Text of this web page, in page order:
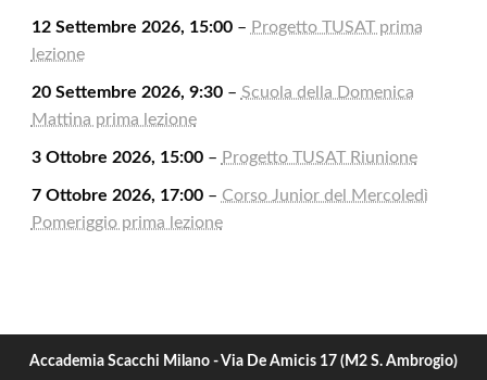
12 Settembre 2026, 15:00– Progetto TUSAT prima
lezione
20 Settembre 2026, 9:30– Scuola della Domenica
Mattina prima lezione
3 Ottobre 2026, 15:00– Progetto TUSAT Riunione
7 Ottobre 2026, 17:00– Corso Junior del Mercoledì
Pomeriggio prima lezione
Accademia Scacchi Milano - Via De Amicis 17 (M2 S. Ambrogio)